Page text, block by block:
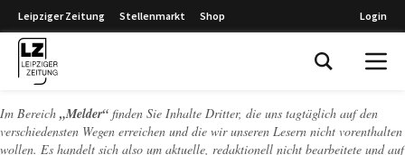
Leipziger Zeitung Stellenmarkt Shop Login
Im Bereich „Melder“ finden Sie Inhalte Dritter, die uns tagtäglich auf den
verschiedensten Wegen erreichen und die wir unseren Lesern nicht vorenthalten
wollen. Es handelt sich also um aktuelle, redaktionell nicht bearbeitete und auf